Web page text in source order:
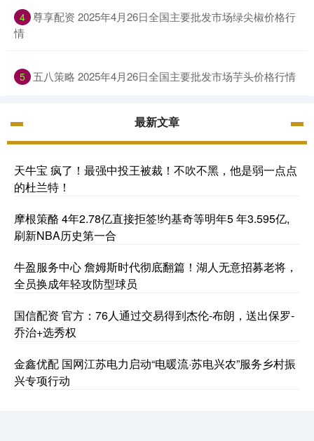
4 尊享配资 2025年4月26日全国主要批发市场绿尖椒价格行
情
5 五八策略 2025年4月26日全国主要批发市场芋头价格行情
最新文章
天牛宝 疯了！最强中投王被裁！不吹不黑，他是弱一点点
的杜兰特！
摩根策酪 4年2.78亿直接拒签!约基奇等明年5 年3.595亿,
刷新NBA历史第一合
牛盈服务中心 詹姆斯时代彻底翻篇！湖人无意招募老将，
全员换成年轻攻防型球员
国信配资 官方：76人通过交易得到杰伦-布朗，送出保罗-
乔治+选秀权
金鑫优配 国网江苏电力启动“电暖流·苏电兴农”服务乡村振
兴专项行动